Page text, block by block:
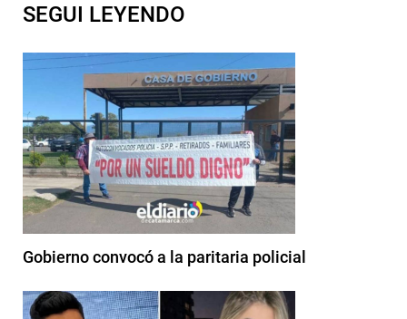
SEGUI LEYENDO
Gobierno convocó a la paritaria policial